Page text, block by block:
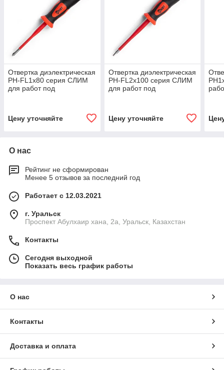
Отвертка диэлектрическая
PH-FL1x80 серия СЛИМ
для работ под
Цену уточняйте
Отвертка диэлектрическая
PH-FL2x100 серия СЛИМ
для работ под
Цену уточняйте
О нас
Рейтинг не сформирован
Менее 5 отзывов за последний год
Работает с 12.03.2021
г. Уральск
Проспект Абулхаир хана, 2а, Уральск, Казахстан
Контакты
Сегодня выходной
Показать весь график работы
О нас
Контакты
Доставка и оплата